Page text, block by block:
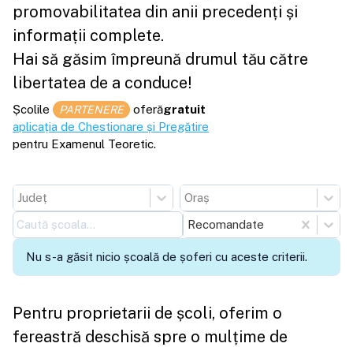
promovabilitatea din anii precedenți și
informații complete.
Hai să găsim împreună drumul tău către
libertatea de a conduce!
Școlile PARTENERE oferăgratuit
aplicația de Chestionare și Pregătire
pentru Examenul Teoretic.
Județ
Oraș
Recomandate
Nu s-a găsit nicio școală de șoferi cu aceste criterii.
Pentru proprietarii de școli, oferim o
fereastră deschisă spre o mulțime de